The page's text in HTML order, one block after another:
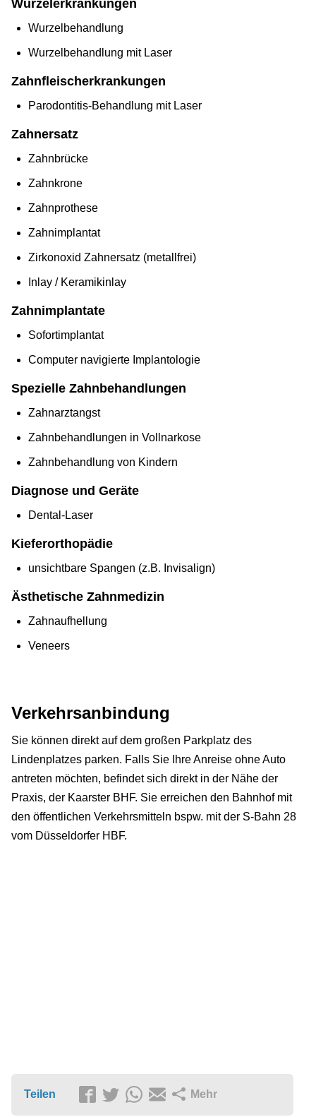
Wurzelerkrankungen
Wurzelbehandlung
Wurzelbehandlung mit Laser
Zahnfleischerkrankungen
Parodontitis-Behandlung mit Laser
Zahnersatz
Zahnbrücke
Zahnkrone
Zahnprothese
Zahnimplantat
Zirkonoxid Zahnersatz (metallfrei)
Inlay / Keramikinlay
Zahnimplantate
Sofortimplantat
Computer navigierte Implantologie
Spezielle Zahnbehandlungen
Zahnarztangst
Zahnbehandlungen in Vollnarkose
Zahnbehandlung von Kindern
Diagnose und Geräte
Dental-Laser
Kieferorthopädie
unsichtbare Spangen (z.B. Invisalign)
Ästhetische Zahnmedizin
Zahnaufhellung
Veneers
Verkehrsanbindung
Sie können direkt auf dem großen Parkplatz des
Lindenplatzes parken. Falls Sie Ihre Anreise ohne Auto
antreten möchten, befindet sich direkt in der Nähe der
Praxis, der Kaarster BHF. Sie erreichen den Bahnhof mit
den öffentlichen Verkehrsmitteln bspw. mit der S-Bahn 28
vom Düsseldorfer HBF.
Teilen Mehr